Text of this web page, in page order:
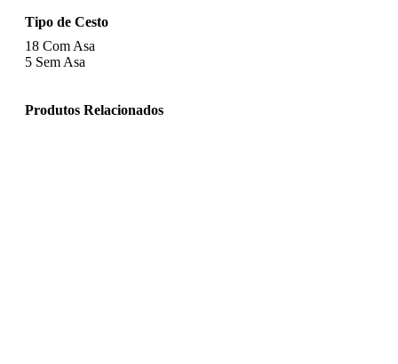
Tipo de Cesto
18 Com Asa
5 Sem Asa
Produtos Relacionados